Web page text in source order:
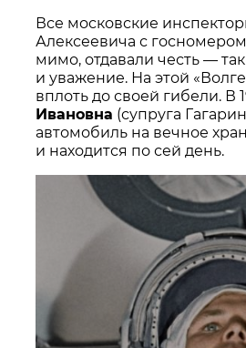
Все московские
Алексеевича с
мимо, отдавали честь —
и уважение. На этой
вплоть до своей гибели. В
Ивановна (супруга
автомобиль на вечное
и находится по сей день.